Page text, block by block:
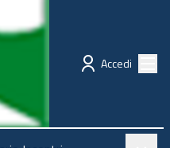
Accedi